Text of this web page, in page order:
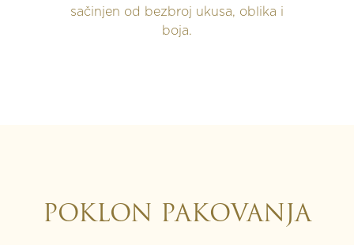
sačinjen od bezbroj ukusa, oblika i
boja.
POKLON PAKOVANJA